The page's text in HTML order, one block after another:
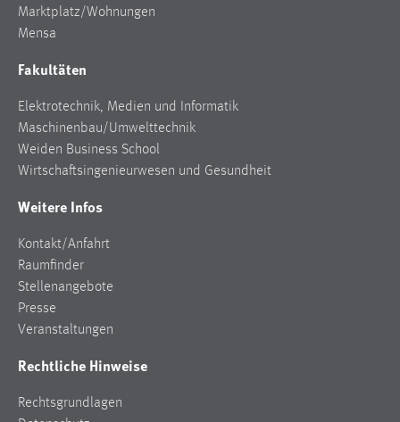
Marktplatz/Wohnungen
Mensa
Fakultäten
Elektrotechnik, Medien und Informatik
Maschinenbau/Umwelttechnik
Weiden Business School
Wirtschaftsingenieurwesen und Gesundheit
Weitere Infos
Kontakt/Anfahrt
Raumfinder
Stellenangebote
Presse
Veranstaltungen
Rechtliche Hinweise
Rechtsgrundlagen